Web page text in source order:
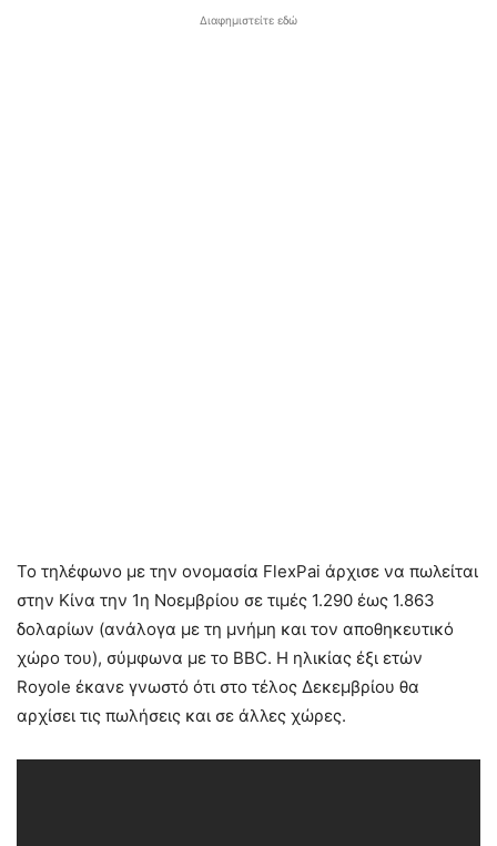
Διαφημιστείτε εδώ
Το τηλέφωνο με την ονομασία FlexPai άρχισε να πωλείται
στην Κίνα την 1η Νοεμβρίου σε τιμές 1.290 έως 1.863
δολαρίων (ανάλογα με τη μνήμη και τον αποθηκευτικό
χώρο του), σύμφωνα με το BBC. Η ηλικίας έξι ετών
Royole έκανε γνωστό ότι στο τέλος Δεκεμβρίου θα
αρχίσει τις πωλήσεις και σε άλλες χώρες.